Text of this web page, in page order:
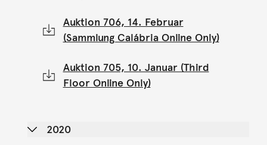
Auktion 706, 14. Februar
(Sammlung Calábria Online Only)
Auktion 705, 10. Januar (Third
Floor Online Only)
2020